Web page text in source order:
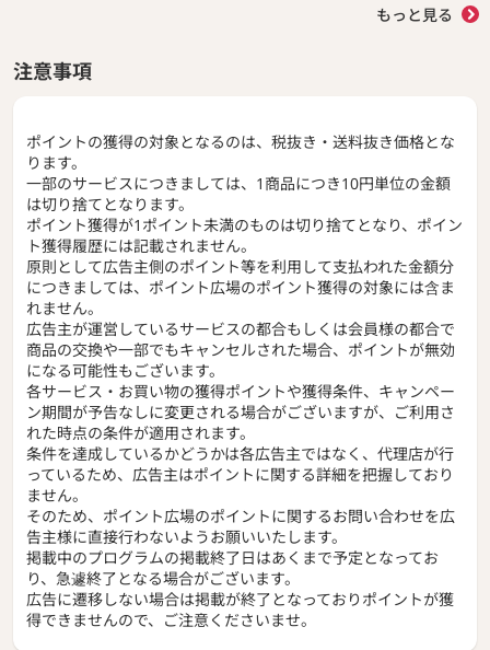
もっと見る
注意事項
ポイントの獲得の対象となるのは、税抜き・送料抜き価格とな
ります。
一部のサービスにつきましては、1商品につき10円単位の金額
は切り捨てとなります。
ポイント獲得が1ポイント未満のものは切り捨てとなり、ポイン
ト獲得履歴には記載されません。
原則として広告主側のポイント等を利用して支払われた金額分
につきましては、ポイント広場のポイント獲得の対象には含ま
れません。
広告主が運営しているサービスの都合もしくは会員様の都合で
商品の交換や一部でもキャンセルされた場合、ポイントが無効
になる可能性もございます。
各サービス・お買い物の獲得ポイントや獲得条件、キャンペー
ン期間が予告なしに変更される場合がございますが、ご利用さ
れた時点の条件が適用されます。
条件を達成しているかどうかは各広告主ではなく、代理店が行
っているため、広告主はポイントに関する詳細を把握しており
ません。
そのため、ポイント広場のポイントに関するお問い合わせを広
告主様に直接行わないようお願いいたします。
掲載中のプログラムの掲載終了日はあくまで予定となってお
り、急遽終了となる場合がございます。
広告に遷移しない場合は掲載が終了となっておりポイントが獲
得できませんので、ご注意くださいませ。